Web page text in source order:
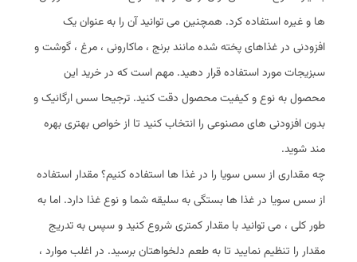
ها و غیره استفاده کرد. همچنین می ‌توانید آن را به عنوان یک
افزودنی در غذاهای پخته شده مانند برنج ، ماکارونی ، مرغ ، گوشت و
سبزیجات مورد استفاده قرار دهید. مهم است که در خرید این
محصول به نوع و کیفیت محصول دقت کنید. ترجیحا سس ارگانیک و
بدون افزودنی ‌های مصنوعی را انتخاب کنید تا از خواص بهتری بهره‌
مند شوید.
چه مقداری از سس سویا را در غذا ها استفاده کنیم؟ مقدار استفاده
از سس سویا در غذا ها بستگی به سلیقه شما و نوع غذا دارد. اما به
طور کلی ، می ‌توانید با مقدار کمتری شروع کنید و سپس به تدریج
مقدار را تنظیم نمایید تا به طعم دلخواهتان برسید. در اغلب موارد ،